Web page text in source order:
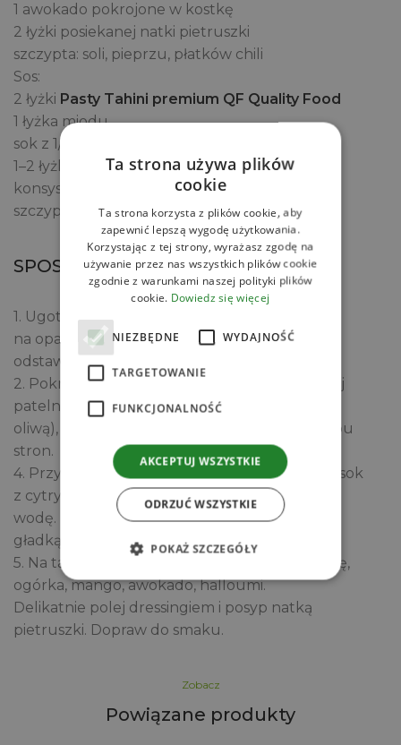
1 awokado pokrojone w kostkę
2 łyżki posiekanej natki pietruszki
szczypta: soli, pieprzu, płatków chili
Sos:
2 łyżki Pasty Tahini premium QF Quality Food
1 łyżka miodu
sok z 1/2 cytryny
1–2 łyżki wody (dla uzyskania odpowiedniej
konsystencji)
szczypta: soli, pieprzu, płatków chili
SPOSÓB PRZYGOTOWANIA
1. Ugotuj komosę ryżową zgodnie z instrukcją
na opakowaniu. Po ugotowaniu
odstaw do przestudzenia i delikatnie posól.
2. Pokrój halloumi w plastry i zgrilluj na suchej
patelni (lub lekko posmarowanej
oliwą), aż będzie złocisty i lekko chrupiący z obu
stron.
4. Przygotuj sos: w miseczce wymieszaj tahini, sok
z cytryny, miód, przyprawy i
wodę. Dodawaj wodę stopniowo, aż uzyskasz
gładką, lekko płynną konsystencję.
5. Na talerzu ułóż składniki: komosę, roszponkę,
ogórka, mango, awokado, halloumi.
Delikatnie polej dressingiem i posyp natką
pietruszki. Dopraw do smaku.
Zobacz
Powiązane produkty
Ta strona używa plików
cookie
Ta strona korzysta z plików cookie, aby
zapewnić lepszą wygodę użytkowania.
Korzystając z tej strony, wyrażasz zgodę na
używanie przez nas wszystkich plików cookie
zgodnie z warunkami naszej polityki plików
cookie. Dowiedz się więcej
NIEZBĘDNE WYDAJNOŚĆ
TARGETOWANIE
FUNKCJONALNOŚĆ
AKCEPTUJ WSZYSTKIE
ODRZUĆ WSZYSTKIE
POKAŻ SZCZEGÓŁY